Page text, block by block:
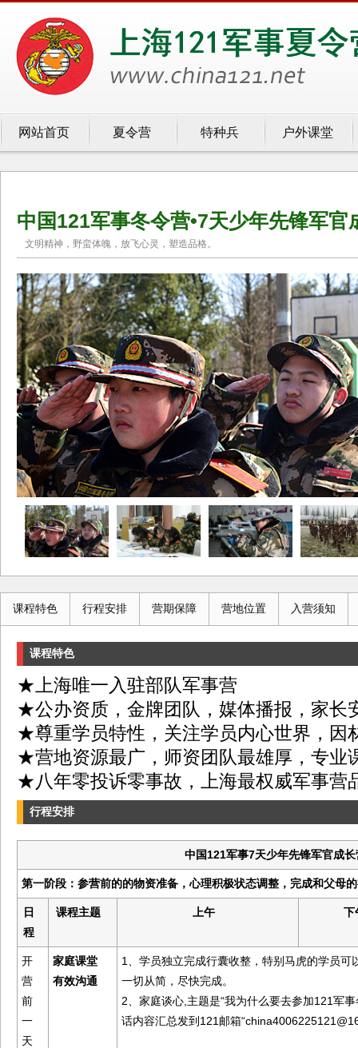
网站首页 夏令营 特种兵 户外课堂
中国121军事冬令营•7天少年先锋军官
文明精神，野蛮体魄，放飞心灵，塑造品格。
课程特色 行程安排 营期保障 营地位置 入营须知
课程特色
★上海唯一入驻部队军事营
★公办资质，金牌团队，媒体播报，家长
★尊重学员特性，关注学员内心世界，因
★营地资源最广，师资团队最雄厚，专业
★八年零投诉零事故，上海最权威军事营
行程安排
中国121军事7天少年先锋军官成长
第一阶段：参营前的的物资准备，心理积极状态调整，完成和父母
日
程
课程主题 上午 下
开
营
前
一
天
家庭课堂
有效沟通
1、学员独立完成行囊收整，特别马虎的学员可
一切从简，尽快完成。
2、家庭谈心,主题是“我为什么要去参加121军
话内容汇总发到121邮箱